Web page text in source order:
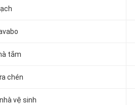
tắm
chén
vệ sinh